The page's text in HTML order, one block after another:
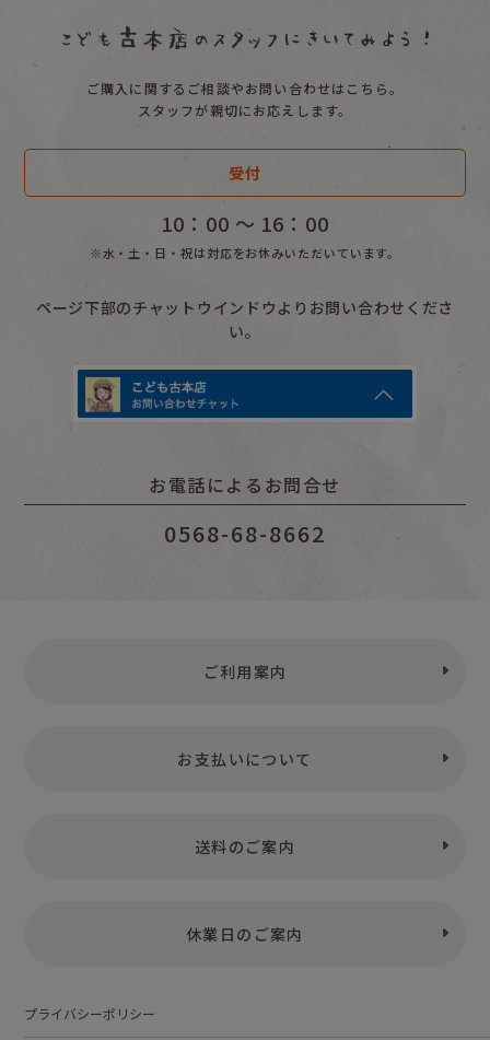
ご購入に関するご相談やお問い合わせはこちら。
スタッフが親切にお応えします。
受付
10：00 〜 16：00
※水・土・日・祝は対応をお休みいただいています。
ページ下部のチャットウインドウよりお問い合わせくださ
い。
お電話によるお問合せ
0568-68-8662
ご利用案内
お支払いについて
送料のご案内
休業日のご案内
プライバシーポリシー